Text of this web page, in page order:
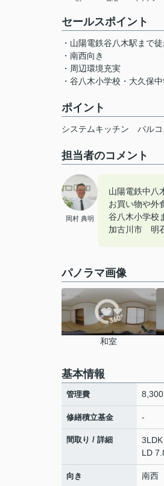
セールスポイント
・山陽電鉄谷八木駅まで
・南西向き
・周辺環境充実
・谷八木小学校・大久保
ポイント
システムキッチン バル
担当者のコメント
岡村 典明
山陽電鉄中八
お買い物や外
谷八木小学校
加古川市 明
パノラマ画像
和室
基本情報
管理費 8,300
修繕積立基金 -
間取り / 詳細
3LDK
LD
向き 南西